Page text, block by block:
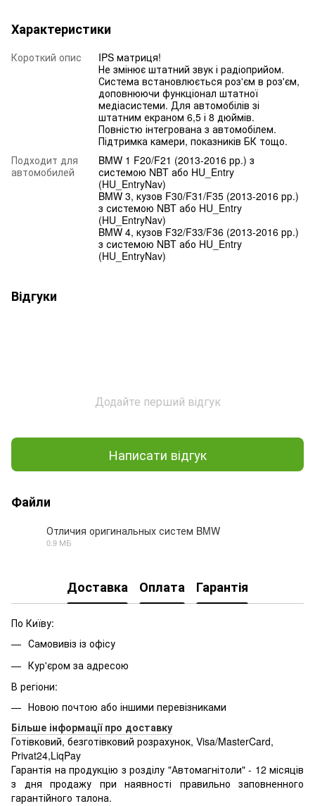
Характеристики
Короткий опис
IPS матриця!
Не змінює штатний звук і радіоприйом.
Система встановлюється роз'єм в роз'єм,
доповнюючи функціонал штатної
медіасистеми. Для автомобілів зі
штатним екраном 6,5 і 8 дюймів.
Повністю інтегрована з автомобілем.
Підтримка камери, показників БК тощо.
Подходит для
автомобилей
BMW 1 F20/F21 (2013-2016 рр.) з
системою NBT або HU_Entry
(HU_EntryNav)
BMW 3, кузов F30/F31/F35 (2013-2016 рр.)
з системою NBT або HU_Entry
(HU_EntryNav)
BMW 4, кузов F32/F33/F36 (2013-2016 рр.)
з системою NBT або HU_Entry
(HU_EntryNav)
Відгуки
Додайте перший відгук
Написати відгук
Файли
Отличия оригинальных систем BMW
0.9 МБ
Доставка Оплата Гарантія
По Київу:
Самовивіз із офісу
Кур'єром за адресою
В регіони:
Новою почтою або іншими перевізниками
Більше інформації про доставку
Готівковий, безготівковий розрахунок, Visa/MasterCard,
Privat24,LiqPay
Гарантія на продукцію з розділу "Автомагнітоли" - 12 місяців
з дня продажу при наявності правильно заповненного
гарантійного талона.